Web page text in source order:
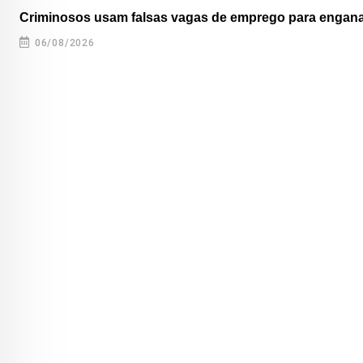
Criminosos usam falsas vagas de emprego para
06/08/2026